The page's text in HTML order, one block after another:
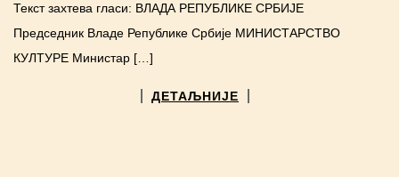
Текст захтева гласи: ВЛАДА РЕПУБЛИКЕ СРБИЈЕ
Председник Владе Републике Србије МИНИСТАРСТВО
КУЛТУРЕ Министар […]
ДЕТАЉНИЈЕ